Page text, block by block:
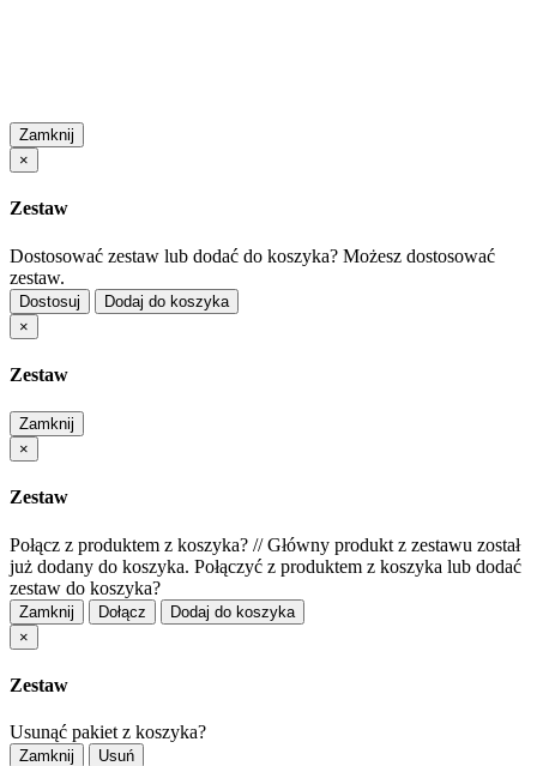
Zamknij
×
Zestaw
Dostosować zestaw lub dodać do koszyka? Możesz dostosować
zestaw.
Dostosuj
Dodaj do koszyka
×
Zestaw
Zamknij
×
Zestaw
Połącz z produktem z koszyka? //Główny produkt z zestawu został
już dodany do koszyka. Połączyć z produktem z koszyka lub dodać
zestaw do koszyka?
Zamknij Dołącz
Dodaj do koszyka
×
Zestaw
Usunąć pakiet z koszyka?
Zamknij Usuń